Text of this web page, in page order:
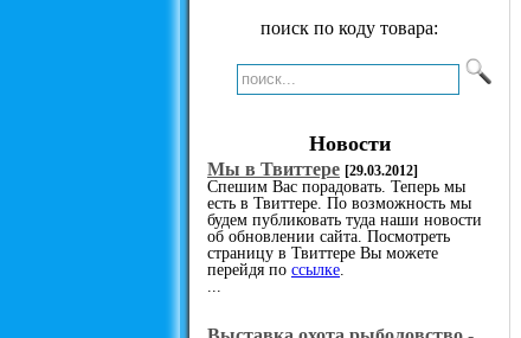
поиск по коду товара:
Новости
Мы в Твиттере [29.03.2012]
Спешим Вас порадовать. Теперь мы
есть в Твиттере. По возможность мы
будем публиковать туда наши новости
об обновлении сайта. Посмотреть
страницу в Твиттере Вы можете
перейдя по ссылке